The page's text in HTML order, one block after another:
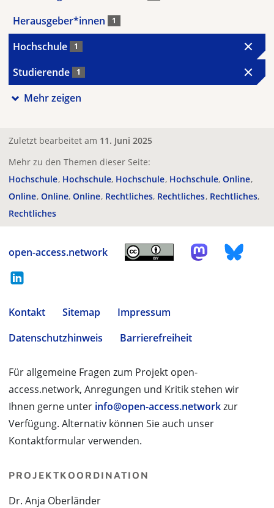
Herausgeber*innen 1
Hochschule 1
Studierende 1
Mehr zeigen
Zuletzt bearbeitet am 11. Juni 2025
Mehr zu den Themen dieser Seite:
Hochschule Hochschule Hochschule Hochschule Online
Online Online Online Rechtliches Rechtliches Rechtliches
Rechtliches
open-access.network
Kontakt Sitemap
Impressum
Datenschutzhinweis
Barrierefreiheit
Für allgemeine Fragen zum Projekt open-
access.network, Anregungen und Kritik stehen wir
Ihnen gerne unter info@open-access.networkzur
Verfügung. Alternativ können Sie auch unser
Kontaktformular verwenden.
PROJEKTKOORDINATION
Dr. Anja Oberländer